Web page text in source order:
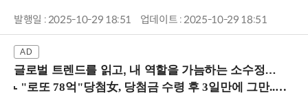
발행일 : 2025-10-29 18:51 업데이트 : 2025-10-29 18:51
글로벌 트렌드를 읽고, 내 역할을 가늠하는 소수정예 실습 워크숍 (8/28 신논현역)